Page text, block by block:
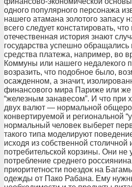
одного популярного персонажа
нашего атамана золотого запасу
всего следует констатировать,
отечественная история знают
государства успешно
средства платежа, например, во
Коммуны или нашего недалекого
возразить, что подобное было,
осажденном, а значит,
финансового мира Париже или же
“железным занавесом”. И что при
двух валют — нормальной
конвертируемой и региональной
нормальный человек выберет
такого типа моделируют
исходя из собственной
потребительской корзины. Они не
потребление среднего
приоритетности поездок на
одежды от Пако Рабана. Ему